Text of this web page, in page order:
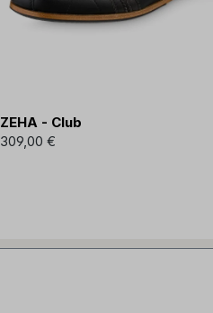
ZEHA - Club
309,00 €